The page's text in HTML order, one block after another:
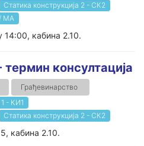
Статика конструкција 2 - СК2
МА
кабина 2.10.
консултација
Грађевинарство
- КИ1
Статика конструкција 2 - СК2
кабина 2.10.